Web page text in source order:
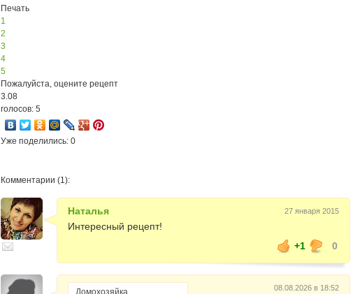
Печать
1
2
3
4
5
Пожалуйста, оцените рецепт
3.08
голосов: 5
Уже поделились: 0
Комментарии (1):
Наталья 27 января 2015
Интересный рецепт!
+1
0
08.08.2026 в 18:52